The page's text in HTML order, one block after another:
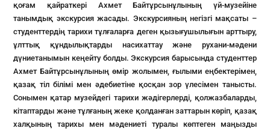
қоғам қайраткері Ахмет Байтұрсынұлының үй-музейіне
танымдық экскурсия жасады. Экскурсияның негізгі мақсаты –
студенттердің тарихи тұлғаларға деген қызығушылығын арттыру,
ұлттық құндылықтарды насихаттау және рухани-мәдени
дүниетанымын кеңейту болды. Экскурсия барысында студенттер
Ахмет Байтұрсынұлының өмір жолымен, ғылыми еңбектерімен,
қазақ тіл білімі мен әдебиетіне қосқан зор үлесімен танысты.
Сонымен қатар музейдегі тарихи жәдігерлерді, қолжазбаларды,
кітаптарды және тұлғаның жеке қолданған заттарын көріп, қазақ
халқының тарихы мен мәдениеті туралы көптеген маңызды